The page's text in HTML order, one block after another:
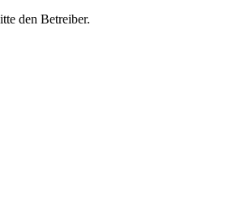
den Betreiber.